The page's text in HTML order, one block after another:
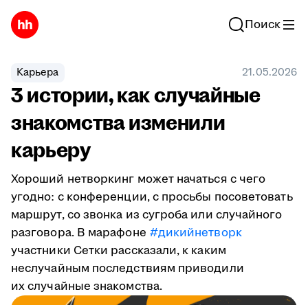
Поиск
Карьера 21.05.2026
3 истории, как случайные
знакомства изменили
карьеру
Хороший нетворкинг может начаться с чего
угодно: с конференции, с просьбы посоветовать
маршрут, со звонка из сугроба или случайного
разговора. В марафоне #дикийнетворк
участники Сетки рассказали, к каким
неслучайным последствиям приводили
их случайные знакомства.